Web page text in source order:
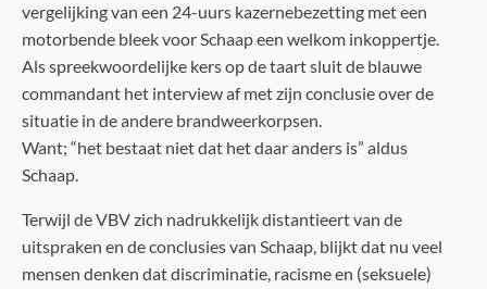
vergelijking van een 24-uurs kazernebezetting met een
motorbende bleek voor Schaap een welkom inkoppertje.
Als spreekwoordelijke kers op de taart sluit de blauwe
commandant het interview af met zijn conclusie over de
situatie in de andere brandweerkorpsen.
Want; “het bestaat niet dat het daar anders is” aldus
Schaap.
Terwijl de VBV zich nadrukkelijk distantieert van de
uitspraken en de conclusies van Schaap, blijkt dat nu veel
mensen denken dat discriminatie, racisme en (seksuele)